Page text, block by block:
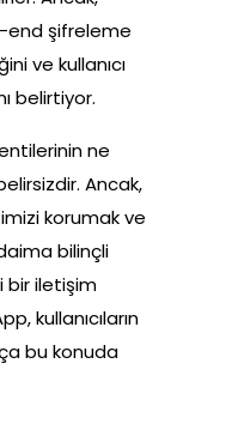
end şifreleme
ve kullanıcı
belirtiyor.
ne
Ancak,
korumak ve
bilinçli
bir iletişim
kullanıcıların
bu konuda